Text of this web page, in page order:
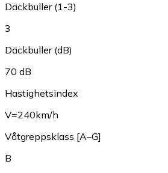
Däckbuller (1-3)
3
Däckbuller (dB)
70 dB
Hastighetsindex
V=240km/h
Våtgreppsklass [A–G]
B